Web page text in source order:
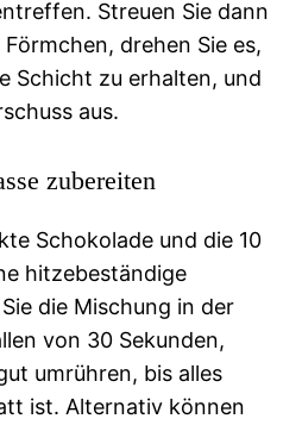
Streuen Sie dann
drehen Sie es,
Schicht zu erhalten, und
aus.
zubereiten
Schokolade und die 10
hitzebeständige
die Mischung in der
von 30 Sekunden,
umrühren, bis alles
ist. Alternativ können